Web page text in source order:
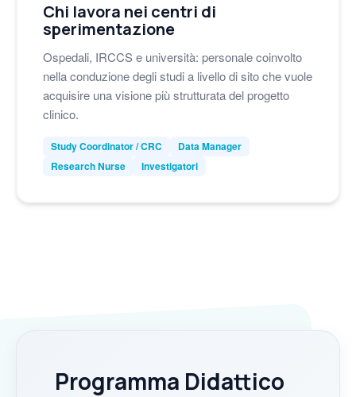
Chi lavora nei centri di
sperimentazione
Ospedali, IRCCS e università: personale coinvolto
nella conduzione degli studi a livello di sito che vuole
acquisire una visione più strutturata del progetto
clinico.
Study Coordinator / CRC
Data Manager
Research Nurse
Investigatori
Programma Didattico